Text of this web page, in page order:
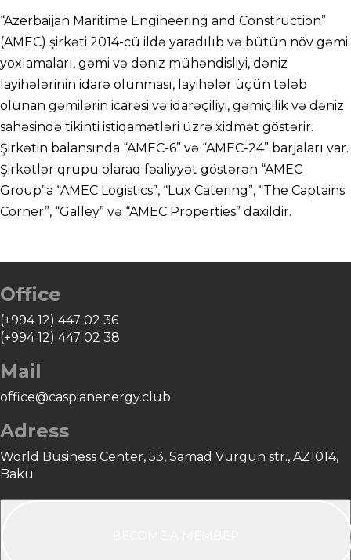
“Azerbaijan Maritime Engineering and Construction”
(AMEC) şirkəti 2014-cü ildə yaradılıb və bütün növ gəmi
yoxlamaları, gəmi və dəniz mühəndisliyi, dəniz
layihələrinin idarə olunması, layihələr üçün tələb
olunan gəmilərin icarəsi və idarəçiliyi, gəmiçilik və dəniz
sahəsində tikinti istiqamətləri üzrə xidmət göstərir.
Şirkətin balansında “AMEC-6” və “AMEC-24” barjaları var.
Şirkətlər qrupu olaraq fəaliyyət göstərən “AMEC
Group”a “AMEC Logistics”, “Lux Catering”, “The Captains
Corner”, “Galley” və “AMEC Properties” daxildir.
Office
(+994 12) 447 02 36
(+994 12) 447 02 38
Mail
office@caspianenergy.club
Adress
World Business Center, 53, Samad Vurgun str., AZ1014,
Baku